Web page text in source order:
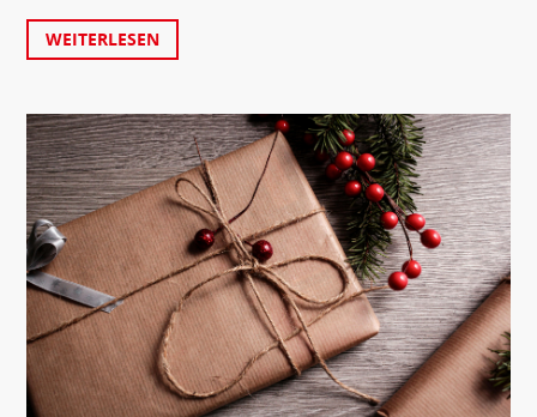
WEITERLESEN